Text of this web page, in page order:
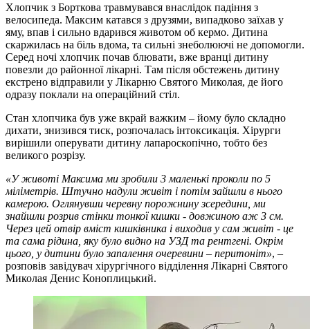
Хлопчик з Борткова травмувався внаслідок падіння з
велосипеда. Максим катався з друзями, випадково заїхав у
яму, впав і сильно вдарився животом об кермо. Дитина
скаржилась на біль вдома, та сильні знеболюючі не допомогли.
Серед ночі хлопчик почав блювати, вже вранці дитину
повезли до районної лікарні. Там після обстежень дитину
екстрено відправили у Лікарню Святого Миколая, де його
одразу поклали на операційний стіл.
Стан хлопчика був уже вкрай важким – йому було складно
дихати, знизився тиск, розпочалась інтоксикація. Хірурги
вирішили оперувати дитину лапароскопічно, тобто без
великого розрізу.
«У животі Максима ми зробили 3 маленькі проколи по 5
міліметрів. Штучно надули живіт і потім зайшли в нього
камерою. Оглянувши черевну порожнину зсередини, ми
знайшли розрив стінки тонкої кишки - довжиною аж 3 см.
Через цей отвір вміст кишківника і виходив у сам живіт - це
та сама рідина, яку було видно на УЗД та рентгені. Окрім
цього, у дитини було запалення очеревини – перитоніт», –
розповів завідувач хірургічного відділення Лікарні Святого
Миколая Денис Коноплицький.